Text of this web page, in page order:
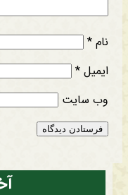
نام *
ایمیل *
وب‌ سایت